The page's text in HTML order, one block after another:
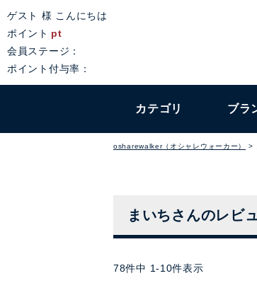
ゲスト 様 こんにちは
ポイント pt
会員ステージ：
ポイント付与率：
カテゴリ ブラ
osharewalker（オシャレウォーカー）
まいちさんのレビ
78件中 1-10件表示